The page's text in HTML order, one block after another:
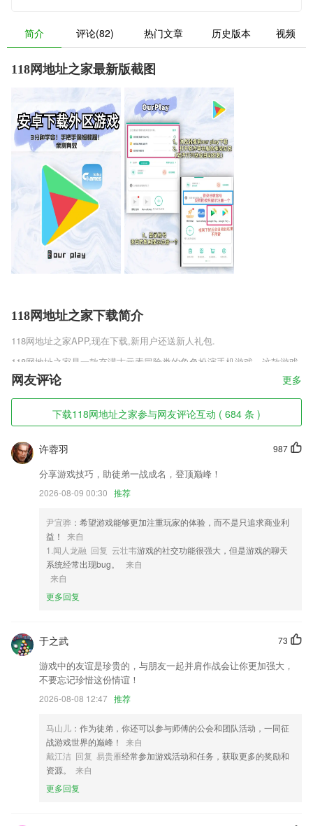
简介 评论(82) 热门文章 历史版本 视频
118网地址之家最新版截图
118网地址之家下载简介
118网地址之家APP,现在下载,新用户还送新人礼包.
118网地址之家是一款充满古元素冒险类的角色扮演手机游戏，这款游戏
由当前最火的迷你选哪个天王黎明代言，游戏中，要跟着剧本节奏来，才
能以最短的时间通过关卡，精致的画面，在这款游戏中你会看到大量的奇
珍异兽哦。
118网地址之家软件特色
1,对不懂不会的问题及时智能反馈给老师
2,容纳知识盲点，反复练习。
3,时钟精美壁纸
票面信息支持增值税专用发票、增值税普通发票、增值税电子普通发票、
增值税普通发票(卷票)、增值税电子普通发票(通行费)、机动车销售统一
发票、二手车销售统一发票、区块链发票等
5,语音翻译：语音输入，实时翻译，人声播报，感受同声传译般的体验。
6,整车重量小于55KG；
1.同窗好友一起聊天学习，共同督促，共同成长
2.快捷登录，PC端绑定微信或者手机号后，可一键登录。
3.软件右上角的专业是题库切换专业按键，右上角的专业切换后在软件首
页“我的题库”中显示的即是已经购买的该专业题库;
期刊出版等四大传统板块和教育、艺术两大新兴板块。
5.整合了各种各样的知识点，也能帮助学生们在这里提高数学学习成绩
6.车友社区：吐槽、晒照、聊天；学车中不再孤独！
118网地址之家更新了什么?
优惠券修改
网友评论 更多
下载118网地址之家参与网友评论互动 ( 684 条 )
987
许蓉羽
分享游戏技巧，助徒弟一战成名，登顶巅峰！
2026-08-09 00:30 推荐
尹宜骅 ：希望游戏能够更加注重玩家的体验，而不是只追求商业利
益！
来自
1.闻人龙融 回复 云壮韦游戏的社交功能很强大，但是游戏的聊天
系统经常出现bug。
来自
来自
更多回复
73
于之武
游戏中的友谊是珍贵的，与朋友一起并肩作战会让你更加强大，
不要忘记珍惜这份情谊！
2026-08-08 12:47 推荐
马山儿 ：作为徒弟，你还可以参与师傅的公会和团队活动，一同征
战游戏世界的巅峰！
来自
戴江洁 回复 易贵雁经常参加游戏活动和任务，获取更多的奖励和
资源。
来自
更多回复